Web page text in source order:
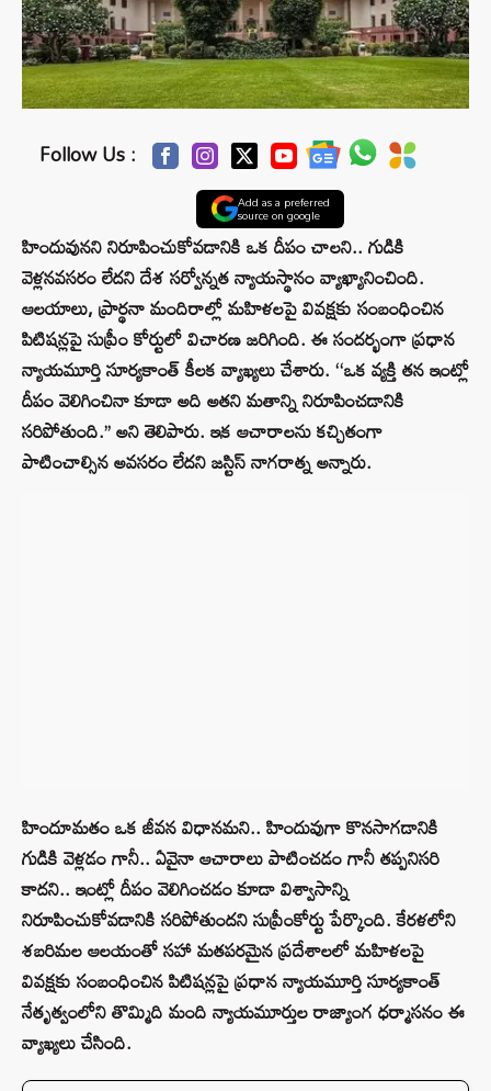
Follow Us :
Add as a preferred
source on google
హిందువునని నిరూపించుకోవడానికి ఒక దీపం చాలని.. గుడికి
వెళ్లనవసరం లేదని దేశ సర్వోన్నత న్యాయస్థానం వ్యాఖ్యానించింది.
ఆలయాలు, ప్రార్థనా మందిరాల్లో మహిళలపై వివక్షకు సంబంధించిన
పిటిషన్లపై సుప్రీం కోర్టులో విచారణ జరిగింది. ఈ సందర్భంగా ప్రధాన
న్యాయమూర్తి సూర్యకాంత్ కీలక వ్యాఖ్యలు చేశారు. ‘‘ఒక వ్యక్తి తన ఇంట్లో
దీపం వెలిగించినా కూడా అది అతని మతాన్ని నిరూపించడానికి
సరిపోతుంది.’’ అని తెలిపారు. ఇక ఆచారాలను కచ్చితంగా
పాటించాల్సిన అవసరం లేదని జస్టిస్ నాగరాత్న అన్నారు.
హిందూమతం ఒక జీవన విధానమని.. హిందువుగా కొనసాగడానికి
గుడికి వెళ్లడం గానీ.. ఏవైనా ఆచారాలు పాటించడం గానీ తప్పనిసరి
కాదని.. ఇంట్లో దీపం వెలిగించడం కూడా విశ్వాసాన్ని
నిరూపించుకోవడానికి సరిపోతుందని సుప్రీంకోర్టు పేర్కొంది. కేరళలోని
శబరిమల ఆలయంతో సహా మతపరమైన ప్రదేశాలలో మహిళలపై
వివక్షకు సంబంధించిన పిటిషన్లపై ప్రధాన న్యాయమూర్తి సూర్యకాంత్
నేతృత్వంలోని తొమ్మిది మంది న్యాయమూర్తుల రాజ్యాంగ ధర్మాసనం ఈ
వ్యాఖ్యలు చేసింది.